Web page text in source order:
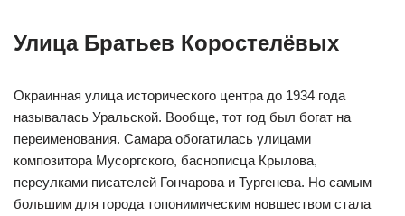
Улица Братьев Коростелёвых
Окраинная улица исторического центра до 1934 года
называлась Уральской. Вообще, тот год был богат на
переименования. Самара обогатилась улицами
композитора Мусоргского, баснописца Крылова,
переулками писателей Гончарова и Тургенева. Но самым
большим для города топонимическим новшеством стала